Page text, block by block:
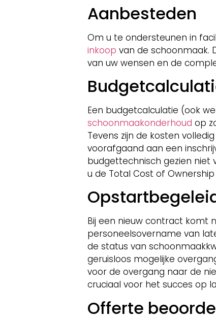
Aanbesteden
Om u te ondersteunen in
inkoop van de schoonmaak.
van uw wensen en de
Een budgetcalculatie (ook
schoonmaakonderhoud op
Tevens zijn de kosten
voorafgaand aan een
budgettechnisch gezien niet
u de Total Cost of
Bij een nieuw contract komt
personeelsovername van
de status van
geruisloos mogelijke
voor de overgang naar de
cruciaal voor het succes op
Offerte